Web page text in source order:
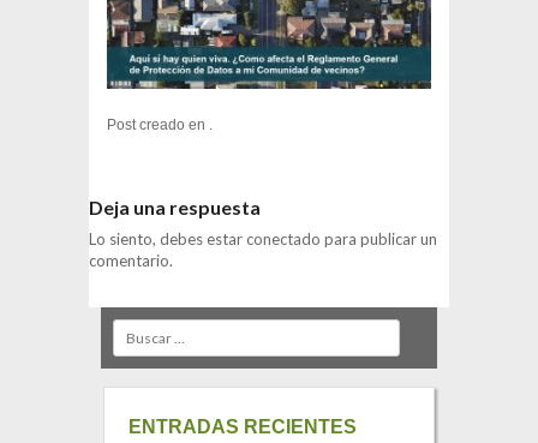
Post creado en .
Deja una respuesta
Lo siento, debes estar conectado para publicar un
comentario.
ENTRADAS RECIENTES